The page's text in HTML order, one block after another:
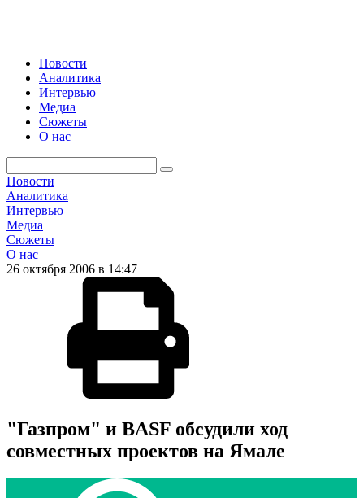
Новости
Аналитика
Интервью
Медиа
Сюжеты
О нас
Новости
Аналитика
Интервью
Медиа
Сюжеты
О нас
26 октября 2006 в 14:47
"Газпром" и BASF обсудили ход
совместных проектов на Ямале